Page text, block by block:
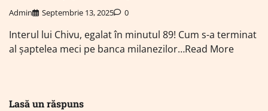
Admin Septembrie 13, 2025 0
Interul lui Chivu, egalat în minutul 89! Cum s-a terminat
al șaptelea meci pe banca milanezilor…Read More
Lasă un răspuns